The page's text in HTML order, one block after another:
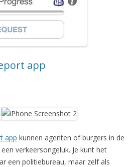
app
app kunnen agenten of burgers in de
verkeersongeluk. Je kunt het
een politiebureau, maar zelf als